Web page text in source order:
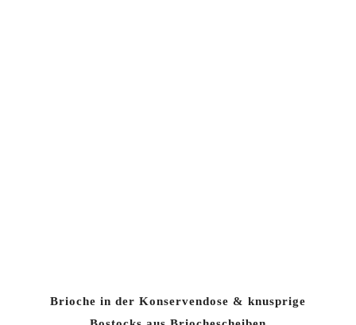
Brioche in der Konservendose & knusprige